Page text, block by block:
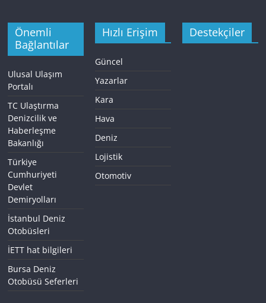
Önemli
Bağlantılar
Ulusal Ulaşım
Portalı
TC Ulaştırma
Denizcilik ve
Haberleşme
Bakanlığı
Türkiye
Cumhuriyeti
Devlet
Demiryolları
İstanbul Deniz
Otobüsleri
İETT hat bilgileri
Bursa Deniz
Otobüsü Seferleri
Hızlı Erişim
Güncel
Yazarlar
Kara
Hava
Deniz
Lojistik
Otomotiv
Destekçiler